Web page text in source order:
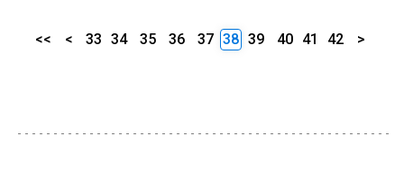
<< < 33 34 35 36 37 38 39 40 41 42 >